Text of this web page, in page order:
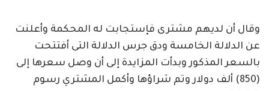
وقال أن لديهم مشترى فإستجابت له المحكمة وأعلنت
عن الدلالة الخامسة ودق جرس الدلالة التى أفتتحت
بالسعر المذكور وبدأت المزايدة إلى أن وصل سعرها إلى
(850) ألف دولار وتم شراؤها وأكمل المشتري رسوم